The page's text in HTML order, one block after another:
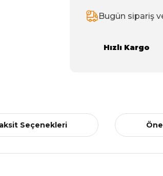
Bugün sipariş
Hızlı Kargo
Seçenekleri